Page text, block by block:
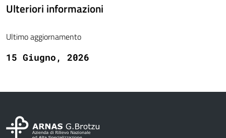
Ulteriori informazioni
Ultimo aggiornamento
15 Giugno, 2026